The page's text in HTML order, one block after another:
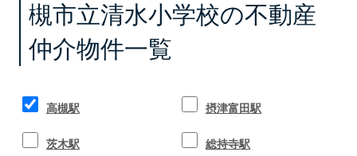
槻市立清水小学校の不動産
仲介物件一覧
高槻駅 摂津富田駅
茨木駅 総持寺駅